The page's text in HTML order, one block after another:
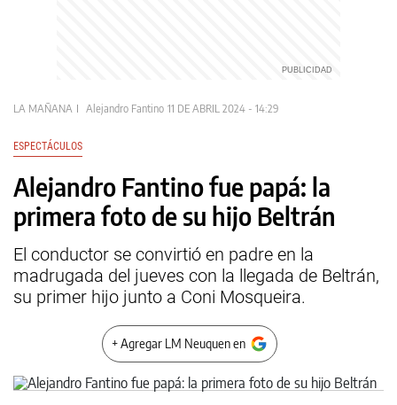
LA MAÑANA Alejandro Fantino 11 DE ABRIL 2024 - 14:29
ESPECTÁCULOS
Alejandro Fantino fue papá: la
primera foto de su hijo Beltrán
El conductor se convirtió en padre en la
madrugada del jueves con la llegada de Beltrán,
su primer hijo junto a Coni Mosqueira.
+ Agregar LM Neuquen en